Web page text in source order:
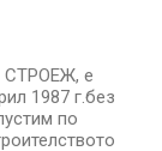
СТРОЕЖ, е
1987 г.без
по